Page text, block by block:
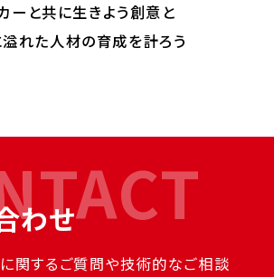
ーと共に生きよう創意と
れた人材の育成を計ろう
わせ
関するご質問や技術的なご相談